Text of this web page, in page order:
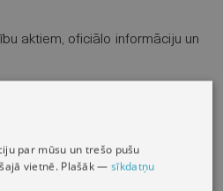
aktiem, oficiālo informāciju un
par mūsu un trešo pušu
vietnē. Plašāk — sīkdatņu